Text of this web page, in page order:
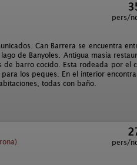
pers/
Can Barrera se encuentra
de Banyoles. Antigua masía
de barro cocido. Esta rodeada por el
los peques. En el interior
todas con baño.
pers/